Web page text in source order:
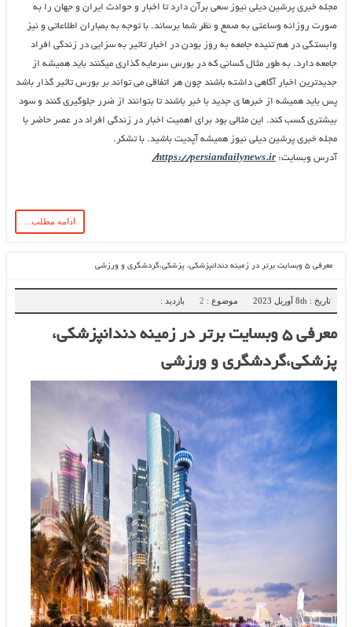
مجله خبری پرشین دیلی نیوز سعی برآن دارد تا اخبار و حوادث ایران و جهان را به
صورت روزانه وساعتی به صمع و نظر شما برساند. با توجه به بمباران اطلاعاتی و نیز
وابستگی در هم تنیده جامعه به روز بودن در اخبار تاثیر به سزایی در زندگی افراد
جامعه دارد. به طور مثال کسانی که در بورس سرمایه گذاری میکنند باید همیشه از
جدیدترین اخبار آگاهی داشته باشند چون هر اتفاقی می تواند بر بورس تاثیر گذار باشد
پس باید همیشه از خبرها ی جدید با خبر باشند تا بتوانند از ضرر جلوگیری کنند و سود
بیشتری کسب کند. این مثالی بود برای اهمیت اخبار در زندگی افراد در عصر حاضر با
مجله خبری پرشین دیلی نیوز همیشه آپدیت باشید. با تشکر.
آدرس وبسایت: https://persiandailynews.ir/
ادامه مطلب...
معرفی ۵ وبسایت برتر در زمینه دندانپزشکی، پزشکی،گردشگری و ورزشی
تاریخ : 8th آوریل 2023 موضوع : 2 بازدید :
معرفی ۵ وبسایت برتر در زمینه دندانپزشکی،
پزشکی،گردشگری و ورزشی